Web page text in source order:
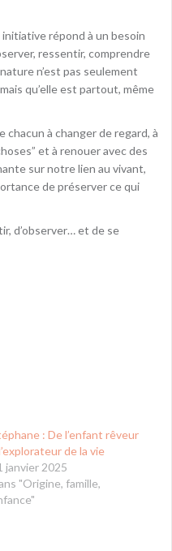
répond à un besoin
ressentir, comprendre
n’est pas seulement
qu’elle est partout, même
à changer de regard, à
et à renouer avec des
sur notre lien au vivant,
de préserver ce qui
d’observer… et de se
: De l’enfant rêveur
de la vie
janvier 2025
"Origine, famille,